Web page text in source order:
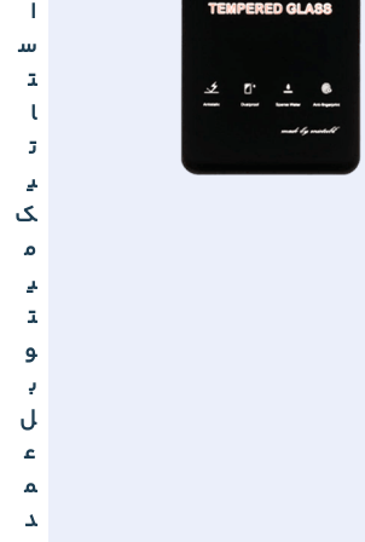
ا
س
ت
ا
ت
ی
ک
م
ی
ت
و
ب
ل
ع
م
د